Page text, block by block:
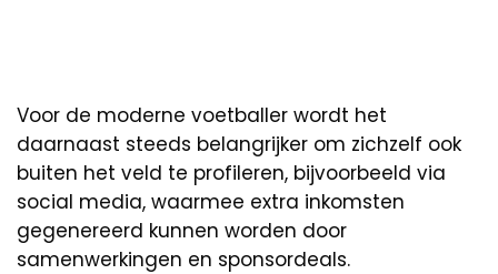
Voor de moderne voetballer wordt het
daarnaast steeds belangrijker om zichzelf ook
buiten het veld te profileren, bijvoorbeeld via
social media, waarmee extra inkomsten
gegenereerd kunnen worden door
samenwerkingen en sponsordeals.